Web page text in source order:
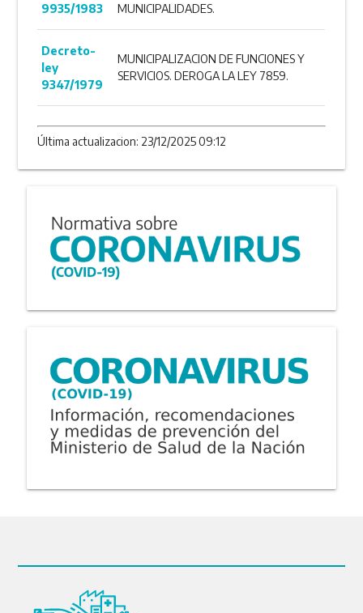
9935/1983
MUNICIPALIDADES.
Decreto-
ley
9347/1979
MUNICIPALIZACION DE FUNCIONES Y
SERVICIOS. DEROGA LA LEY 7859.
Última actualizacion: 23/12/2025 09:12